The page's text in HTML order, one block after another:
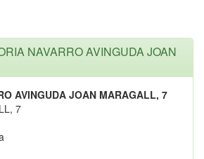
NAVARRO AVINGUDA JOAN
AVINGUDA JOAN MARAGALL, 7
7